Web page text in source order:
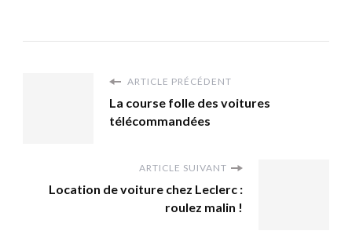
ARTICLE PRÉCÉDENT
La course folle des voitures
télécommandées
ARTICLE SUIVANT
Location de voiture chez Leclerc :
roulez malin !